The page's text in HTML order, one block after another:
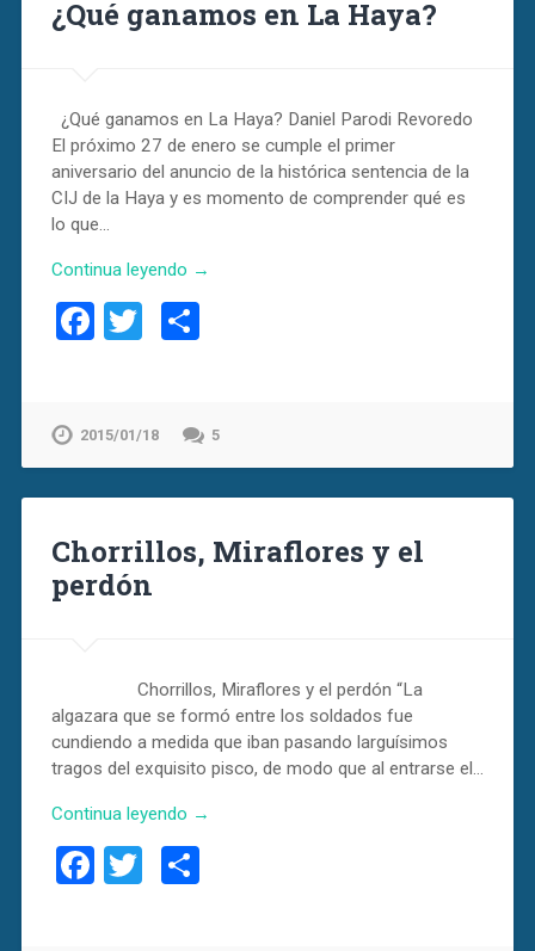
¿Qué ganamos en La Haya?
¿Qué ganamos en La Haya? Daniel Parodi Revoredo
El próximo 27 de enero se cumple el primer
aniversario del anuncio de la histórica sentencia de la
CIJ de la Haya y es momento de comprender qué es
lo que…
Continua leyendo →
Facebook
Twitter
2015/01/18 5
Chorrillos, Miraflores y el
perdón
Chorrillos, Miraflores y el perdón “La
algazara que se formó entre los soldados fue
cundiendo a medida que iban pasando larguísimos
tragos del exquisito pisco, de modo que al entrarse el…
Continua leyendo →
Facebook
Twitter